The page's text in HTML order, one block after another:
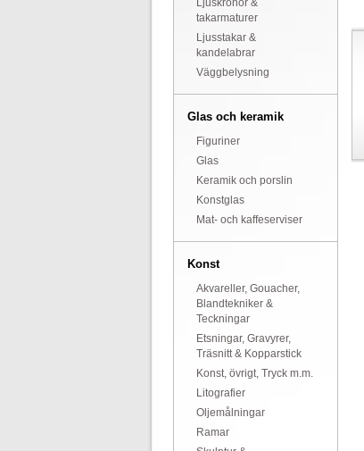
Ljuskronor &
takarmaturer
Ljusstakar &
kandelabrar
Väggbelysning
Glas och keramik
Figuriner
Glas
Keramik och porslin
Konstglas
Mat- och kaffeserviser
Konst
Akvareller, Gouacher,
Blandtekniker &
Teckningar
Etsningar, Gravyrer,
Träsnitt & Kopparstick
Konst, övrigt, Tryck m.m.
Litografier
Oljemålningar
Ramar